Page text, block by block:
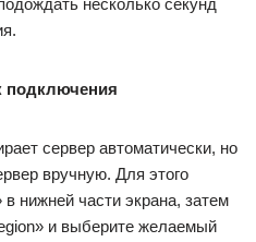
несколько секунд
подключения
сервер автоматически, но
вручную. Для этого
нижней части экрана, затем
и выберите желаемый